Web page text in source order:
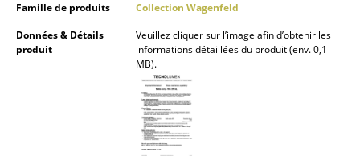
... voir tous les luminaires
Famille de produits
Collection Wagenfeld
Données & Détails
produit
Veuillez cliquer sur l’image afin d’obtenir les
informations détaillées du produit (env. 0,1
MB).